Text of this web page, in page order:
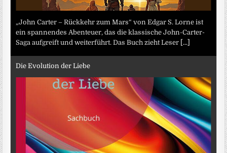
„John Carter – Rückkehr zum Mars“ von Edgar S. Lorne ist
ein spannendes Abenteuer, das die klassische John-Carter-
Saga aufgreift und weiterführt. Das Buch zieht Leser [...]
Die Evolution der Liebe